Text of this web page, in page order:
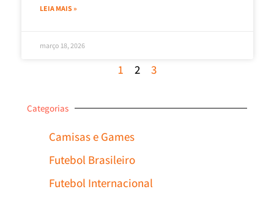
LEIA MAIS »
março 18, 2026
1 2 3
Categorias
Camisas e Games
Futebol Brasileiro
Futebol Internacional